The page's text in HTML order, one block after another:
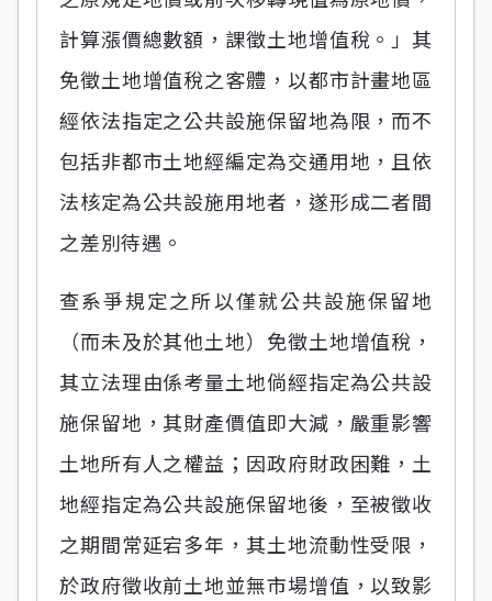
計算漲價總數額，課徵土地增值稅。」其
免徵土地增值稅之客體，以都市計畫地區
經依法指定之公共設施保留地為限，而不
包括非都市土地經編定為交通用地，且依
法核定為公共設施用地者，遂形成二者間
之差別待遇。
查系爭規定之所以僅就公共設施保留地
（而未及於其他土地）免徵土地增值稅，
其立法理由係考量土地倘經指定為公共設
施保留地，其財產價值即大減，嚴重影響
土地所有人之權益；因政府財政困難，土
地經指定為公共設施保留地後，至被徵收
之期間常延宕多年，其土地流動性受限，
於政府徵收前土地並無市場增值，以致影